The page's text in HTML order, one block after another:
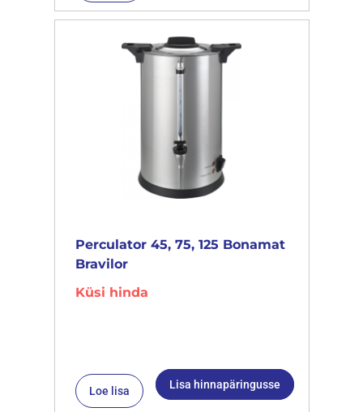
Perculator 45, 75, 125 Bonamat
Bravilor
Küsi hinda
Loe lisa Lisa hinnapäringusse